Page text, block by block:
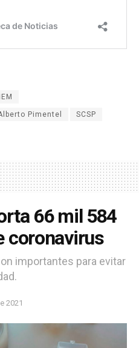
Pimentel SCSP
66 mil 584
coronavirus
importantes para evitar
2021